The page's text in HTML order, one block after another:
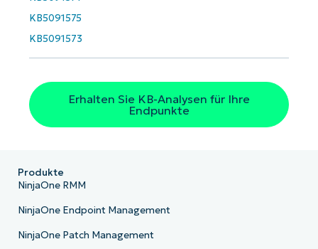
KB5091575
KB5091573
Erhalten Sie KB-Analysen für Ihre
Endpunkte
Phone
number*
Company
name*
Produkte
NinjaOne RMM
NinjaOne Endpoint Management
NinjaOne Patch Management